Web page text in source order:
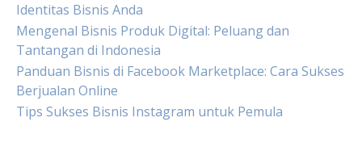
Identitas Bisnis Anda
Mengenal Bisnis Produk Digital: Peluang dan
Tantangan di Indonesia
Panduan Bisnis di Facebook Marketplace: Cara Sukses
Berjualan Online
Tips Sukses Bisnis Instagram untuk Pemula